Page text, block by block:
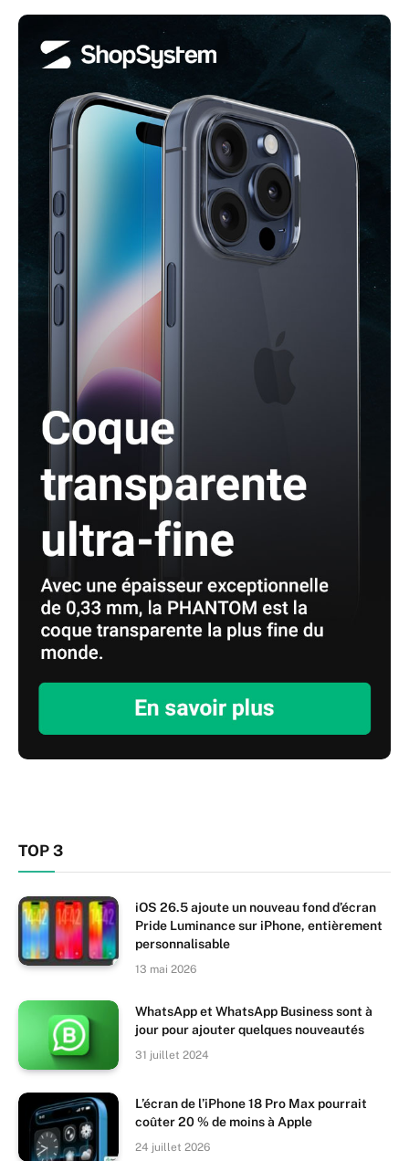
TOP 3
iOS 26.5 ajoute un nouveau fond d’écran
Pride Luminance sur iPhone, entièrement
personnalisable
13 mai 2026
WhatsApp et WhatsApp Business sont à
jour pour ajouter quelques nouveautés
31 juillet 2024
L’écran de l’iPhone 18 Pro Max pourrait
coûter 20 % de moins à Apple
24 juillet 2026